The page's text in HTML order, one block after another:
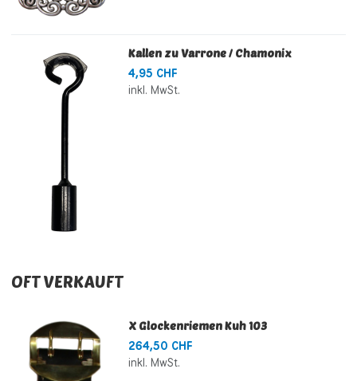
Kallen zu Varrone / Chamonix
4,95 CHF
inkl. MwSt.
OFT VERKAUFT
X Glockenriemen Kuh 103
264,50 CHF
inkl. MwSt.